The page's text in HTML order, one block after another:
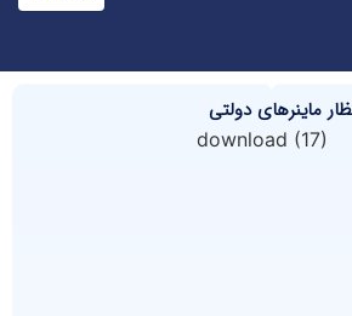
ماینرهای دولتی